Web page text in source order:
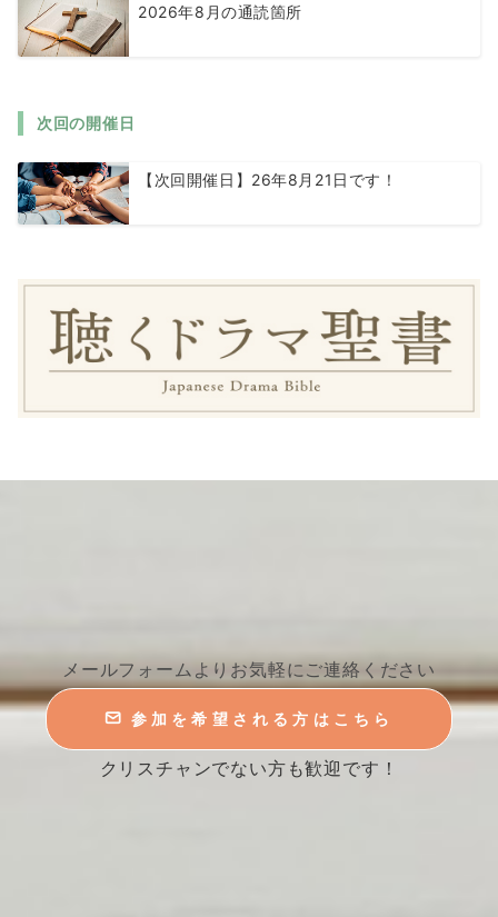
2026年8月の通読箇所
次回の開催日
【次回開催日】26年8月21日です！
メールフォームよりお気軽にご連絡ください
参加を希望される方はこちら
クリスチャンでない方も歓迎です！